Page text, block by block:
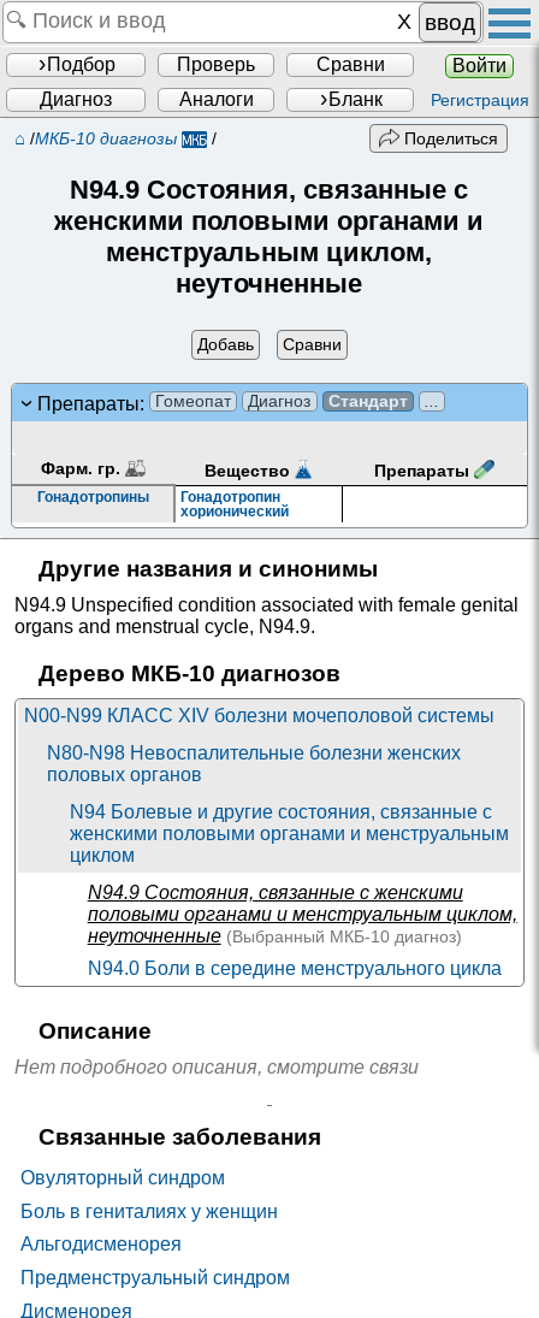
ввод
Подбор Проверь Сравни
Войти
Диагноз
Аналоги Бланк Регистрация
⌂ /МКБ-10 диагнозы / Поделиться
N94.9 Состояния, связанные с
женскими половыми органами и
менструальным циклом,
неуточненные
Добавь Сравни
Препараты: Гомеопат Диагноз Стандарт
Фарм. гр. Вещество Препараты
Гонадотропины
Гонадотропин
хорионический
Другие названия и синонимы
N94.9 Unspecified condition associated with female genital
organs and menstrual cycle, N94.9.
Дерево МКБ-10 диагнозов
N00-N99 КЛАСС XIV болезни мочеполовой системы
N80-N98 Невоспалительные болезни женских
половых органов
N94 Болевые и другие состояния, связанные с
женскими половыми органами и менструальным
циклом
N94.9Состояния, связанные с женскими
половыми органами и менструальным циклом,
неуточненные (Выбранный МКБ-10диагноз)
N94.0 Боли в середине менструального цикла
N94.2 Вагинизм
N94.3 Синдром предменструального
N94.4 Первичная дисменорея
N94.6 Дисменорея неуточненная
N94.8 Другие уточненные состояния,
связанные с женскими половыми органами и
менструальным циклом
Описание
Нет подробного описания, смотрите связи
Связанные заболевания
Овуляторный синдром
Боль в гениталиях у женщин
Альгодисменорея
Предменструальный синдром
Дисменорея